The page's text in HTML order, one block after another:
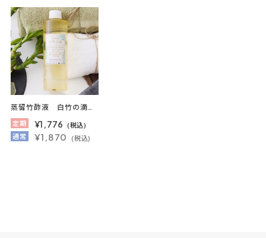
蒸留竹酢液 白竹の滴（バスアイテム）
定期 ¥1,776
(税込)
通常
¥1,870 (税込)